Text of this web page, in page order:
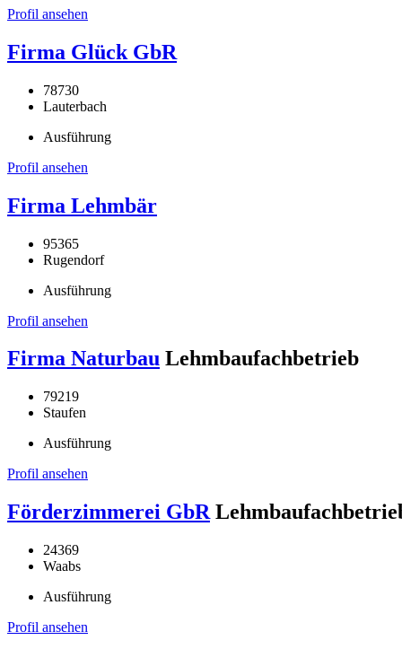
Profil ansehen
Firma Glück GbR
78730
Lauterbach
Ausführung
Profil ansehen
Firma Lehmbär
95365
Rugendorf
Ausführung
Profil ansehen
Firma Naturbau Lehmbaufachbetrieb
79219
Staufen
Ausführung
Profil ansehen
Förderzimmerei GbR
24369
Waabs
Ausführung
Profil ansehen